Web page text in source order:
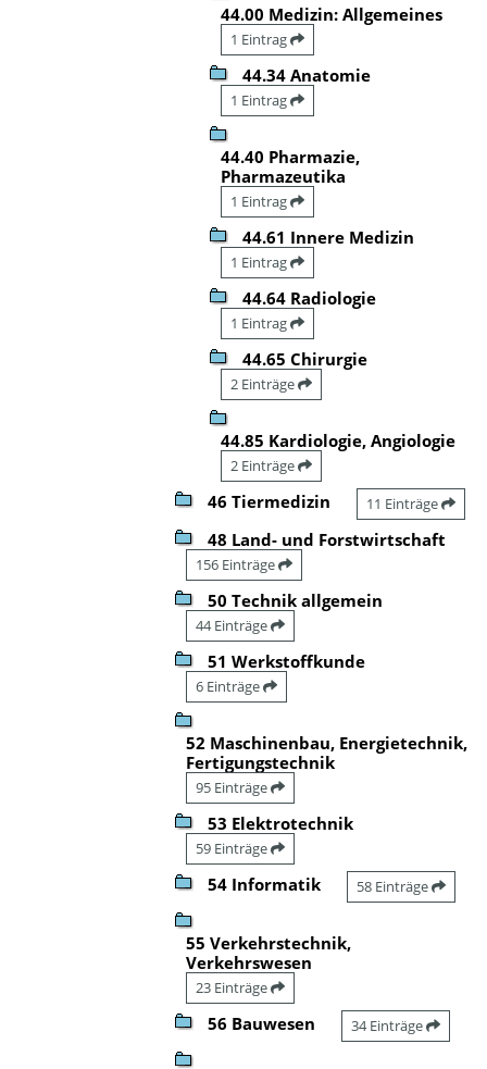
44.00 Medizin: Allgemeines
1 Eintrag
44.34 Anatomie
1 Eintrag
44.40 Pharmazie,
Pharmazeutika
1 Eintrag
44.61 Innere Medizin
1 Eintrag
44.64 Radiologie
1 Eintrag
44.65 Chirurgie
2 Einträge
44.85 Kardiologie, Angiologie
2 Einträge
46 Tiermedizin 11 Einträge
48 Land- und Forstwirtschaft
156 Einträge
50 Technik allgemein
44 Einträge
51 Werkstoffkunde
6 Einträge
52 Maschinenbau, Energietechnik,
Fertigungstechnik
95 Einträge
53 Elektrotechnik
59 Einträge
54 Informatik 58 Einträge
55 Verkehrstechnik,
Verkehrswesen
23 Einträge
56 Bauwesen 34 Einträge